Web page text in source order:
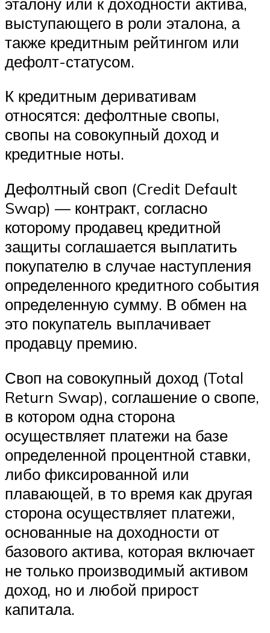
выступающего в роли эталона, а
также кредитным рейтингом или
дефолт-статусом.
К кредитным деривативам
относятся: дефолтные свопы,
свопы на совокупный доход и
кредитные ноты.
Дефолтный своп (Credit Default
Swap) — контракт, согласно
которому продавец кредитной
защиты соглашается выплатить
покупателю в случае наступления
определенного кредитного события
определенную сумму. В обмен на
это покупатель выплачивает
продавцу премию.
Своп на совокупный доход (Total
Return Swap), соглашение о свопе,
в котором одна сторона
осуществляет платежи на базе
определенной процентной ставки,
либо фиксированной или
плавающей, в то время как другая
сторона осуществляет платежи,
основанные на доходности от
базового актива, которая включает
не только производимый активом
доход, но и любой прирост
капитала.